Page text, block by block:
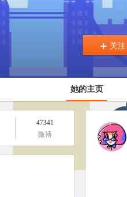
+ 关注
她的主页
47341
微博